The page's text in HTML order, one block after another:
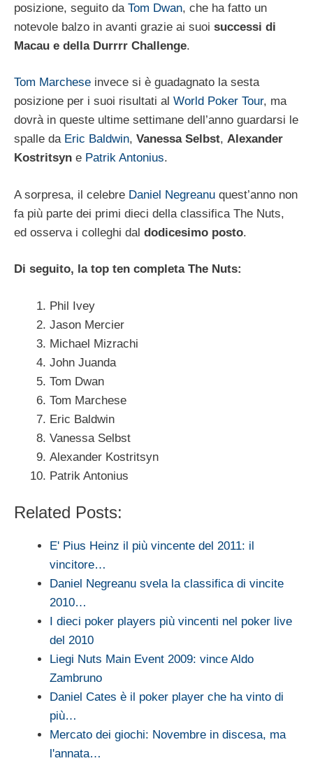
posizione, seguito da Tom Dwan, che ha fatto un
notevole balzo in avanti grazie ai suoi successi di
Macau e della Durrrr Challenge.
Tom Marchese invece si è guadagnato la sesta
posizione per i suoi risultati al World Poker Tour, ma
dovrà in queste ultime settimane dell’anno guardarsi le
spalle da Eric Baldwin, Vanessa Selbst, Alexander
Kostritsyn e Patrik Antonius.
A sorpresa, il celebre Daniel Negreanu quest’anno non
fa più parte dei primi dieci della classifica The Nuts,
ed osserva i colleghi dal dodicesimo posto.
Di seguito, la top ten completa The Nuts:
Phil Ivey
Jason Mercier
Michael Mizrachi
John Juanda
Tom Dwan
Tom Marchese
Eric Baldwin
Vanessa Selbst
Alexander Kostritsyn
Patrik Antonius
Related Posts:
E' Pius Heinz il più vincente del 2011: il
vincitore…
Daniel Negreanu svela la classifica di vincite
2010…
I dieci poker players più vincenti nel poker live
del 2010
Liegi Nuts Main Event 2009: vince Aldo
Zambruno
Daniel Cates è il poker player che ha vinto di
più…
Mercato dei giochi: Novembre in discesa, ma
l'annata…